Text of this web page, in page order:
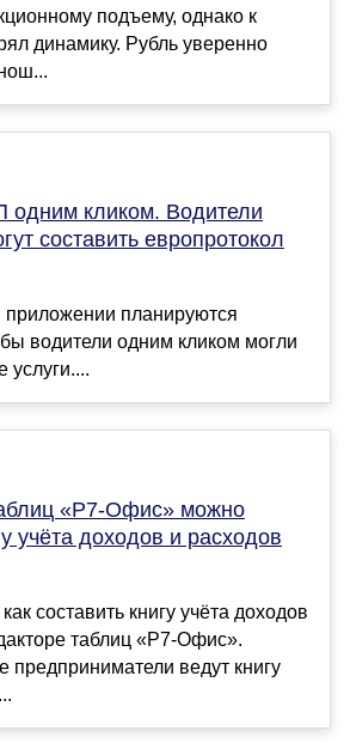
подъему, однако к
динамику. Рубль уверенно
кликом. Водители
составить европротокол
планируются
водители одним кликом могли
услуги....
«Р7-Офис» можно
учёта доходов и расходов
составить книгу учёта доходов
таблиц «Р7-Офис».
предприниматели ведут книгу